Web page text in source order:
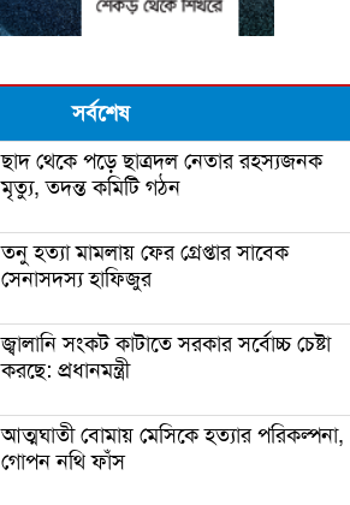
সর্বশেষ
ছাদ থেকে পড়ে ছাত্রদল নেতার রহস্যজনক
মৃত‍্যু, তদন্ত কমিটি গঠন
তনু হত্যা মামলায় ফের গ্রেপ্তার সাবেক
সেনাসদস্য হাফিজুর
জ্বালানি সংকট কাটাতে সরকার সর্বোচ্চ চেষ্টা
করছে: প্রধানমন্ত্রী
আত্মঘাতী বোমায় মেসিকে হত্যার পরিকল্পনা,
গোপন নথি ফাঁস